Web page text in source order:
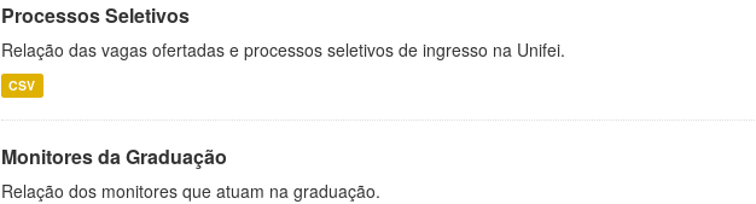
Processos Seletivos
Relação das vagas ofertadas e processos seletivos de ingresso na Unifei.
CSV
Monitores da Graduação
Relação dos monitores que atuam na graduação.